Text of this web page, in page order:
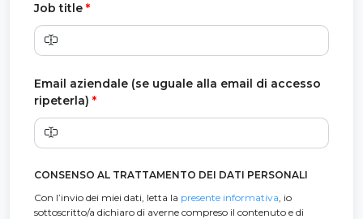
Job title *
Email aziendale (se uguale alla email di accesso
ripeterla) *
CONSENSO AL TRATTAMENTO DEI DATI PERSONALI
Con l’invio dei miei dati, letta la presente informativa, io
sottoscritto/a dichiaro di averne compreso il contenuto e di